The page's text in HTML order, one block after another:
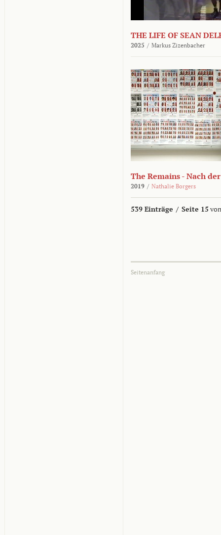
THE LIFE OF SEAN
2025 / Markus Zizenbacher
The Remains - Nach
2019 / Nathalie Borgers
539 Einträge / Seite 15
Seitenanfang